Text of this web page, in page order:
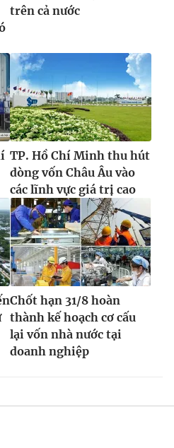
trên cả nước
TP. Hồ Chí Minh thu hút
dòng vốn Châu Âu vào
các lĩnh vực giá trị cao
Chốt hạn 31/8 hoàn
thành kế hoạch cơ cấu
lại vốn nhà nước tại
doanh nghiệp